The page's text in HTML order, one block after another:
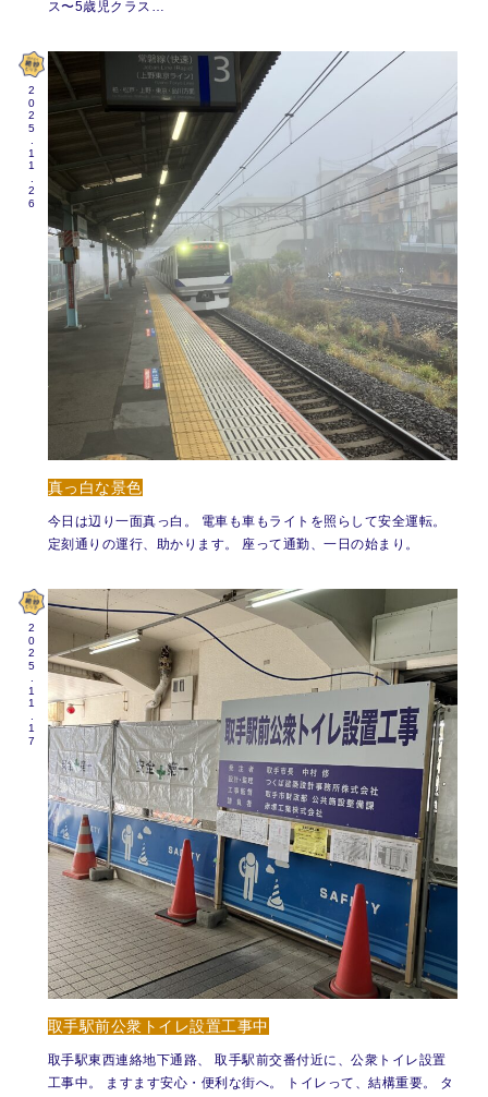
ス〜5歳児クラス…
2025.11.26
真っ白な景色
今日は辺り一面真っ白。 電車も車もライトを照らして安全運転。
定刻通りの運行、助かります。 座って通勤、一日の始まり。
2025.11.17
取手駅前公衆トイレ設置工事中
取手駅東西連絡地下通路、 取手駅前交番付近に、公衆トイレ設置
工事中。 ますます安心・便利な街へ。 トイレって、結構重要。 タ